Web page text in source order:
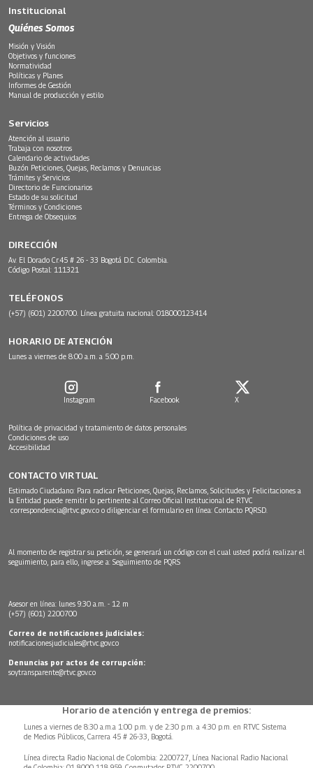
Institucional
Quiénes Somos
Misión y Visión
Objetivos y funciones
Normatividad
Políticas y Planes
Informes de Gestión
Manual de producción y estilo
Servicios
Atención al usuario
Trabaja con nosotros
Calendario de actividades
Buzón Peticiones, Quejas, Reclamos y Denuncias
Trámites y Servicios
Directorio de Funcionarios
Estado de su solicitud
Términos y Condiciones
Entrega de Obsequios
DIRECCIÓN
Av. El Dorado Cr.45 # 26 - 33 Bogotá D.C. Colombia.
Código Postal: 111321
TELÉFONOS
(+57) (601) 2200700. Línea gratuita nacional: 018000123414
HORARIO DE ATENCIÓN
Lunes a viernes de 8:00 a.m. a 5:00 p.m.
Instagram Facebook X
Política de privacidad y tratamiento de datos personales
Condiciones de uso
Accesibilidad
CONTACTO VIRTUAL
Estimado Ciudadano: Para radicar Peticiones, Quejas, Reclamos, Solicitudes y Felicitaciones a
la Entidad puede remitir lo pertinente al Correo Oficial Institucional de RTVC
correspondencia@rtvc.gov.co o diligenciar el formulario en línea: Contacto PQRSD.
Al momento de registrar su petición, se generará un código con el cual usted podrá realizar el
seguimiento, para ello, ingrese a: Seguimiento de PQRS
Asesor en línea: lunes 9:30 a.m. - 12 m
(+57) (601) 2200700
Correo de notificaciones judiciales:
notificacionesjudiciales@rtvc.gov.co
Denuncias por actos de corrupción:
soytransparente@rtvc.gov.co
Horario de atención y entrega de premios:
Lunes a viernes de 8:30 a.m.a 1:00 p.m. y de 2:30 p.m. a 4:30 p.m. en RTVC Sistema
de Medios Públicos, Carrera 45 # 26-33, Bogotá.
Línea directa Radio Nacional de Colombia: 2200727, Línea Nacional Radio Nacional